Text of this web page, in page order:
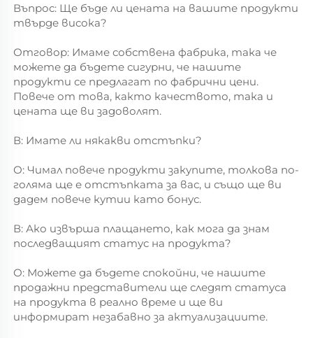
Въпрос: Ще бъде ли цената на вашите продукти
твърде висока?
Отговор: Имаме собствена фабрика, така че
можете да бъдете сигурни, че нашите
продукти се предлагат по фабрични цени.
Повече от това, както качеството, така и
цената ще ви задоволят.
В: Имате ли някакви отстъпки?
О: Чимал повече продукти закупите, толкова по-
голяма ще е отстъпката за вас, и също ще ви
дадем повече кутии като бонус.
В: Ако извърша плащането, как мога да знам
последващият статус на продукта?
О: Можете да бъдете спокойни, че нашите
продажни представители ще следят статуса
на продукта в реално време и ще ви
информират незабавно за актуализациите.